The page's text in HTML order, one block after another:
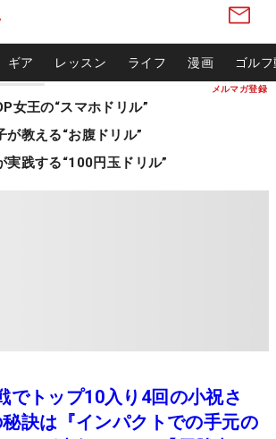
メルマガ登録
ギア レッスン ライフ 漫画 ゴル
女王の“スマホドリル”
が教える“お腹ドリル”
実践する“100円玉ドリル”
でトップ10入り4回の小祝さ
訣は『インパクトでの手元の